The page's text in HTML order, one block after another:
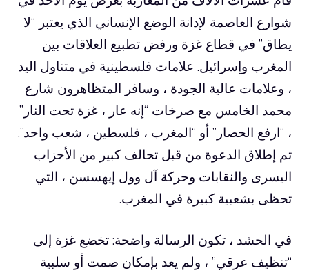
شوارع العاصمة لإدانة الوضع الإنساني الذي يعتبر “لا
يطاق” في قطاع غزة ورفض تطبيع العلاقات بين
المغرب وإسرائيل. علامات فلسطينية في متناول اليد
، وعلامات عالية الجودة ، وسافر المتظاهرون شارع
محمد الخامس مع صرخات “إنه عار ، غزة تحت النار”
، “ارفع الحصار” أو “المغرب ، فلسطين ، شعب واحد”.
تم إطلاق الدعوة من قبل تحالف كبير من الأحزاب
اليسرى والنقابات وحركة آل وول إيهسسن ، التي
تحظى بشعبية كبيرة في المغرب.
في الحشد ، تكون الرسالة واضحة: تخضع غزة إلى
“تنظيف عرقي” ، ولم يعد بإمكان صمت أو سلبية